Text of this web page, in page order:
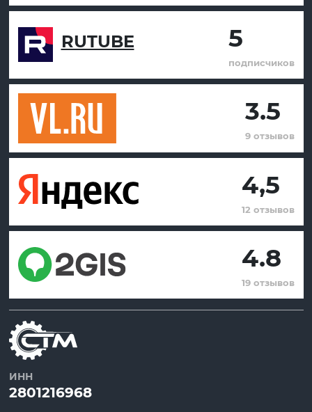
RUTUBE 5
подписчиков
3.5
9 отзывов
4,5
12 отзывов
4.8
19 отзывов
ИНН
2801216968